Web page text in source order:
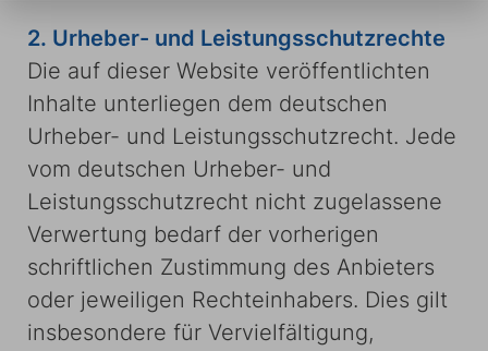
2. Urheber- und Leistungsschutzrechte
Die auf dieser Website veröffentlichten
Inhalte unterliegen dem deutschen
Urheber- und Leistungsschutzrecht. Jede
vom deutschen Urheber- und
Leistungsschutzrecht nicht zugelassene
Verwertung bedarf der vorherigen
schriftlichen Zustimmung des Anbieters
oder jeweiligen Rechteinhabers. Dies gilt
insbesondere für Vervielfältigung,